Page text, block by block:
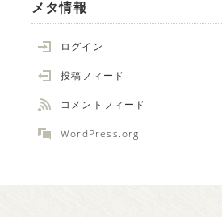
メタ情報
ログイン
投稿フィード
コメントフィード
WordPress.org